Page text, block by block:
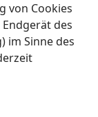
von Cookies
des
im Sinne des